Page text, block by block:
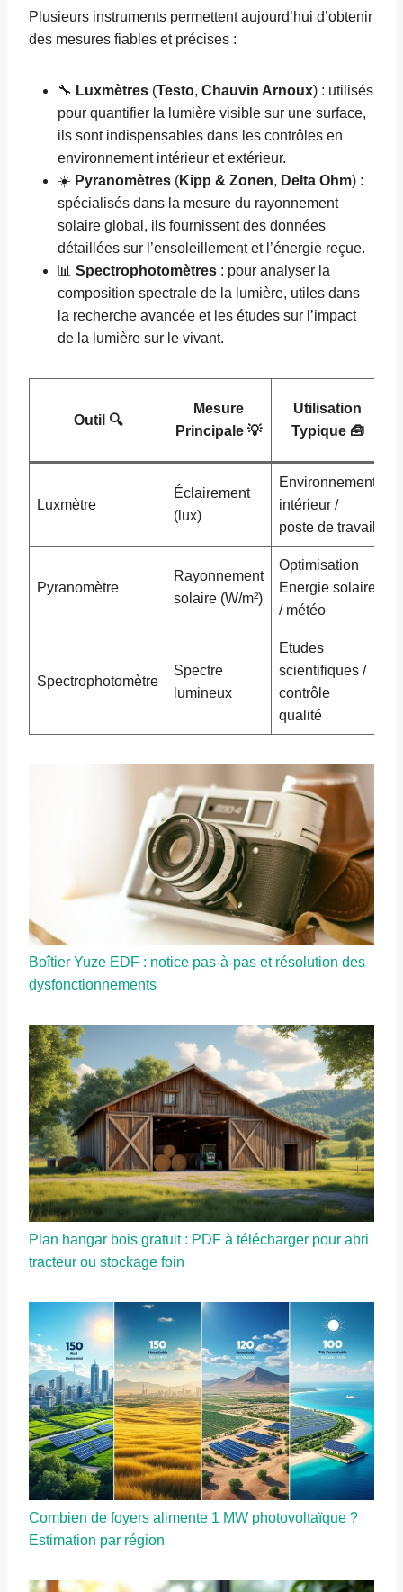
Plusieurs instruments permettent aujourd’hui d’obtenir
des mesures fiables et précises :
🔧 Luxmètres (Testo, Chauvin Arnoux) : utilisés
pour quantifier la lumière visible sur une surface,
ils sont indispensables dans les contrôles en
environnement intérieur et extérieur.
☀️ Pyranomètres (Kipp & Zonen, Delta Ohm) :
spécialisés dans la mesure du rayonnement
solaire global, ils fournissent des données
détaillées sur l’ensoleillement et l’énergie reçue.
📊 Spectrophotomètres : pour analyser la
composition spectrale de la lumière, utiles dans
la recherche avancée et les études sur l’impact
de la lumière sur le vivant.
Outil 🔍
Mesure
Principale 💡
Utilisation
Typique 🧰
Luxmètre
Éclairement
(lux)
Environnement
intérieur /
poste de travail
Pyranomètre
Rayonnement
solaire (W/m²)
Optimisation
Energie solaire
/ météo
Spectrophotomètre
Spectre
lumineux
Etudes
scientifiques /
contrôle
qualité
Boîtier Yuze EDF : notice pas-à-pas et résolution des
dysfonctionnements
Plan hangar bois gratuit : PDF à télécharger pour abri
tracteur ou stockage foin
Combien de foyers alimente 1 MW photovoltaïque ?
Estimation par région